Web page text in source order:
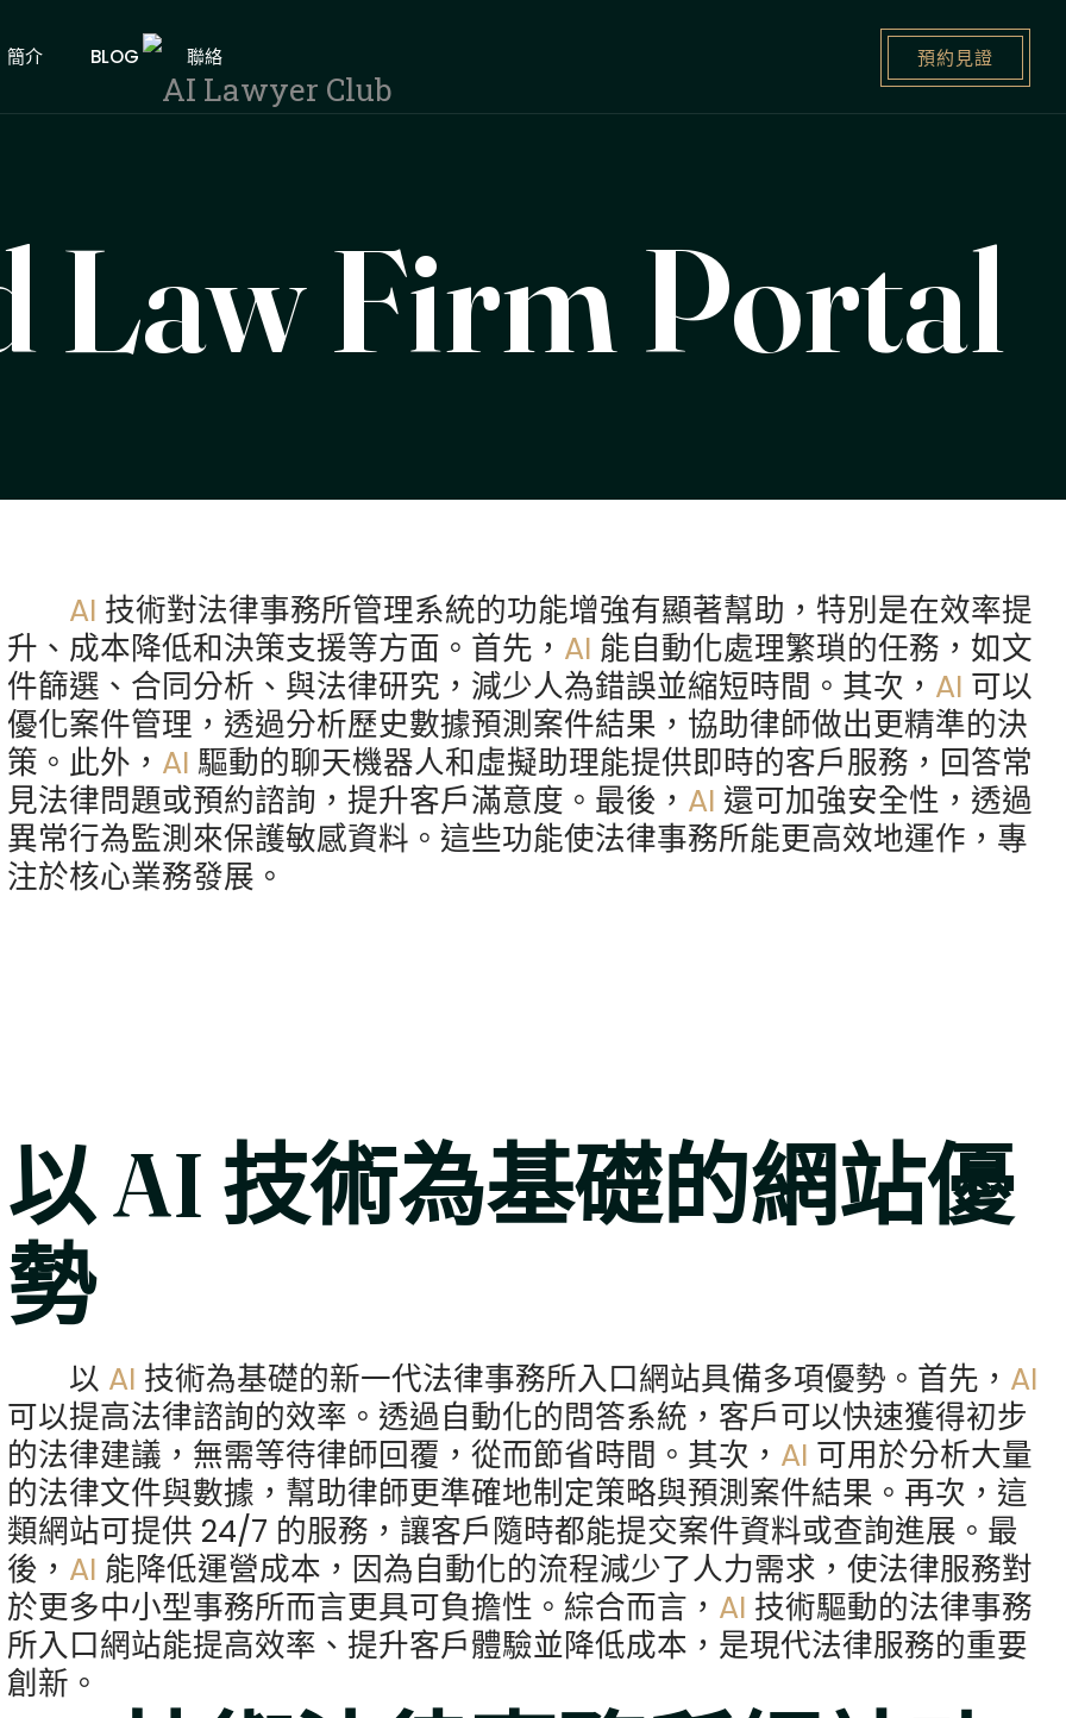
預約見證
簡介 BLOG 聯絡
Law Firm Portal
AI 技術對法律事務所管理系統的功能增強有顯著幫助，特別是在效率提
升、成本降低和決策支援等方面。首先， AI 能自動化處理繁瑣的任務，如文
件篩選、合同分析、與法律研究，減少人為錯誤並縮短時間。其次， AI 可以
優化案件管理，透過分析歷史數據預測案件結果，協助律師做出更精準的決
策。此外， AI 驅動的聊天機器人和虛擬助理能提供即時的客戶服務，回答常
見法律問題或預約諮詢，提升客戶滿意度。最後， AI 還可加強安全性，透過
異常行為監測來保護敏感資料。這些功能使法律事務所能更高效地運作，專
注於核心業務發展。
以 AI 技術為基礎的網站優
勢
以 AI 技術為基礎的新一代法律事務所入口網站具備多項優勢。首先， AI
可以提高法律諮詢的效率。透過自動化的問答系統，客戶可以快速獲得初步
的法律建議，無需等待律師回覆，從而節省時間。其次， AI 可用於分析大量
的法律文件與數據，幫助律師更準確地制定策略與預測案件結果。再次，這
類網站可提供 24/7 的服務，讓客戶隨時都能提交案件資料或查詢進展。最
後， AI 能降低運營成本，因為自動化的流程減少了人力需求，使法律服務對
於更多中小型事務所而言更具可負擔性。綜合而言， AI 技術驅動的法律事務
所入口網站能提高效率、提升客戶體驗並降低成本，是現代法律服務的重要
創新。